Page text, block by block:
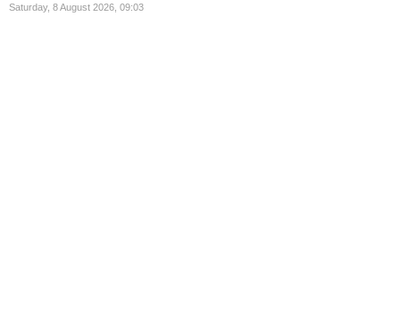
Saturday, 8 August 2026, 09:03